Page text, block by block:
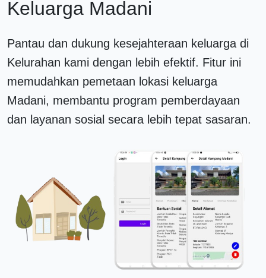
Keluarga Madani
Pantau dan dukung kesejahteraan keluarga di
Kelurahan kami dengan lebih efektif. Fitur ini
memudahkan pemetaan lokasi keluarga
Madani, membantu program pemberdayaan
dan layanan sosial secara lebih tepat sasaran.